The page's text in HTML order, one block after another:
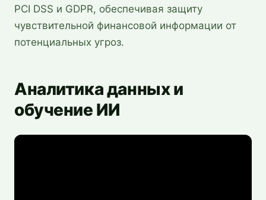
PCI DSS и GDPR, обеспечивая защиту
чувствительной финансовой информации от
потенциальных угроз.
Аналитика данных и
обучение ИИ